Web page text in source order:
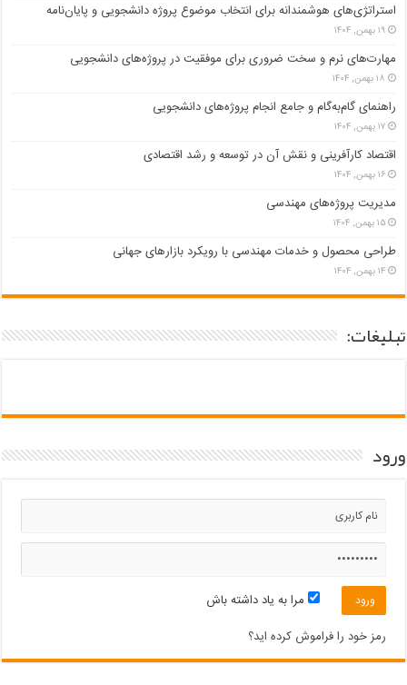
استراتژی‌های هوشمندانه برای انتخاب موضوع پروژه دانشجویی و پایان‌نامه
۱۹ بهمن, ۱۴۰۴
مهارت‌های نرم و سخت ضروری برای موفقیت در پروژه‌های دانشجویی
۱۸ بهمن, ۱۴۰۴
راهنمای گام‌به‌گام و جامع انجام پروژه‌های دانشجویی
۱۷ بهمن, ۱۴۰۴
اقتصاد کارآفرینی و نقش آن در توسعه و رشد اقتصادی
۱۶ بهمن, ۱۴۰۴
مدیریت پروژه‌های مهندسی
۱۵ بهمن, ۱۴۰۴
طراحی محصول و خدمات مهندسی با رویکرد بازارهای جهانی
۱۴ بهمن, ۱۴۰۴
تبلیغات:
ورود
مرا به یاد داشته باش
رمز خود را فراموش کرده اید؟